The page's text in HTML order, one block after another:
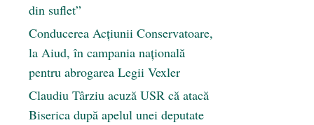
din suflet”
Conducerea Acțiunii Conservatoare,
la Aiud, în campania națională
pentru abrogarea Legii Vexler
Claudiu Târziu acuză USR că atacă
Biserica după apelul unei deputate